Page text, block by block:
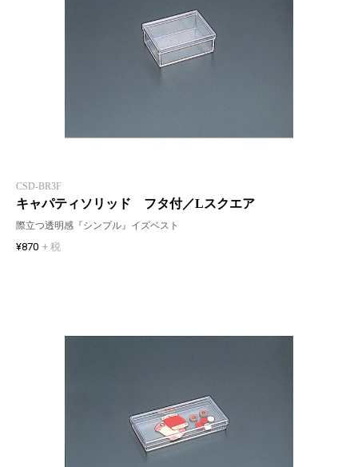
CSD-BR3F
キャパティソリッド フタ付／Lスクエア
際立つ透明感『シンプル』イズベスト
¥870 + 税